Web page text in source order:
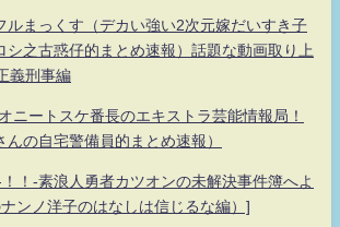
ルまっくす（デカい強い2次元嫁だいすき子
シ之古惑仔的まとめ速報）話題な動画取り上
義刑事編
ニートスケ番長のエキストラ芸能情報局！
んの自宅警備員的まとめ速報）
！-素浪人勇者カツオンの未解決事件簿へよ
ンノ洋子のはなしは信じるな編）]